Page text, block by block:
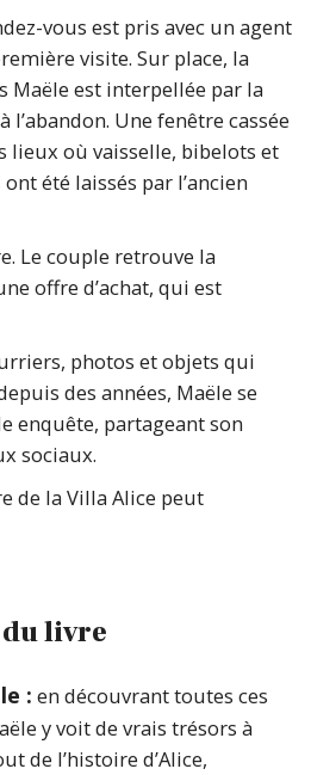
vous est pris avec un agent
visite. Sur place, la
Maële est interpellée par la
l’abandon. Une fenêtre cassée
lieux où vaisselle, bibelots et
été laissés par l’ancien
Le couple retrouve la
offre d’achat, qui est
photos et objets qui
des années, Maële se
enquête, partageant son
sociaux.
de la Villa Alice peut
livre
: en découvrant toutes ces
y voit de vrais trésors à
de l’histoire d’Alice,